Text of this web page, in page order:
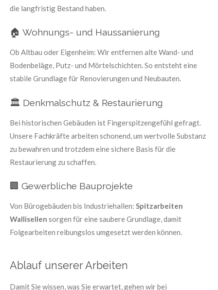
die langfristig Bestand haben.
🏠 Wohnungs- und Haussanierung
Ob Altbau oder Eigenheim: Wir entfernen alte Wand- und
Bodenbeläge, Putz- und Mörtelschichten. So entsteht eine
stabile Grundlage für Renovierungen und Neubauten.
🏛️ Denkmalschutz & Restaurierung
Bei historischen Gebäuden ist Fingerspitzengefühl gefragt.
Unsere Fachkräfte arbeiten schonend, um wertvolle Substanz
zu bewahren und trotzdem eine sichere Basis für die
Restaurierung zu schaffen.
🏢 Gewerbliche Bauprojekte
Von Bürogebäuden bis Industriehallen: Spitzarbeiten
Wallisellen sorgen für eine saubere Grundlage, damit
Folgearbeiten reibungslos umgesetzt werden können.
Ablauf unserer Arbeiten
Damit Sie wissen, was Sie erwartet, gehen wir bei